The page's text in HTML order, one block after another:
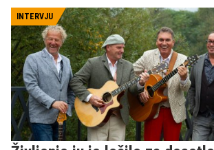
2024 randomizirana študija
nemogočega: preživetje bolnikov se
podvojilo. To je zgodba o tem, kako
osmešenih trditev v medicini
in zakaj vseeno ni tako preprosto,
INTERVJU